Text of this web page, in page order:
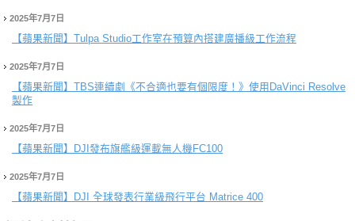
2025年7月7日
【蘋果新聞】 Tulpa Studio工作室在預算內搭建廣播級工作流程
2025年7月7日
【蘋果新聞】 TBS連續劇《不合適也要有個限度！》使用DaVinci Resolve
製作
2025年7月7日
【蘋果新聞】 DJI發布旗艦級運載無人機FC100
2025年7月7日
【蘋果新聞】 DJI 全球發表行業級飛行平台 Matrice 400